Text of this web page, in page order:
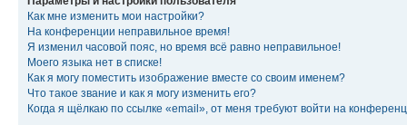
Как мне изменить мои настройки?
На конференции неправильное время!
Я изменил часовой пояс, но время всё равно неправильное!
Моего языка нет в списке!
Как я могу поместить изображение вместе со своим именем?
Что такое звание и как я могу изменить его?
Когда я щёлкаю по ссылке «email», от меня требуют войти на